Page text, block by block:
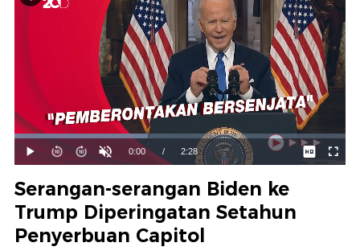
Mainkan
Suara
Hidup
Waktu
ini
0:00 / Durasi
2:28
Dimuat:
40.39%
Serangan-serangan Biden ke
Trump Diperingatan Setahun
Penyerbuan Capitol